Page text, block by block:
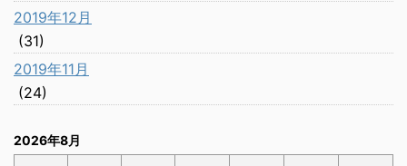
2019年12月
(31)
2019年11月
(24)
2026年8月